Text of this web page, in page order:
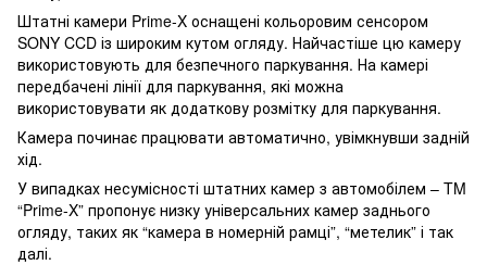
Штатні камери Prime-X оснащені кольоровим сенсором
SONY CCD із широким кутом огляду. Найчастіше цю камеру
використовують для безпечного паркування. На камері
передбачені лінії для паркування, які можна
використовувати як додаткову розмітку для паркування.
Камера починає працювати автоматично, увімкнувши задній
хід.
У випадках несумісності штатних камер з автомобілем – TM
“Prime-X” пропонує низку універсальних камер заднього
огляду, таких як “камера в номерній рамці”, “метелик” і так
далі.